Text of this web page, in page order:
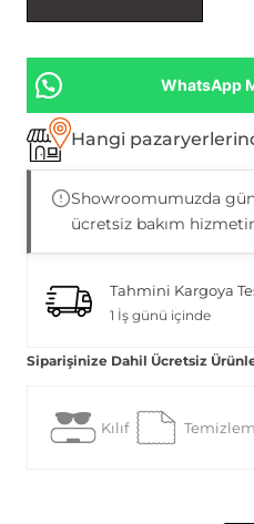
WhatsApp
Hangi
Showroomumuzda
ücretsiz bakım
Tahmini Kargoya
1 İş günü içinde
Siparişinize Dahil Ücretsiz
Kılıf